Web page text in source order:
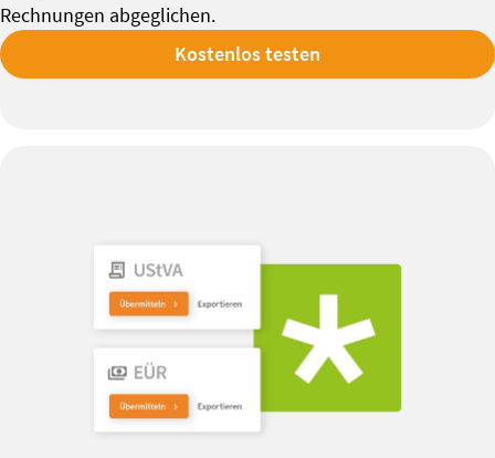
Rechnungen abgeglichen.
Kostenlos testen